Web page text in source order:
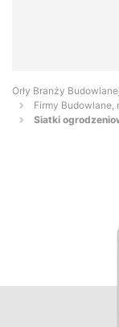
Orły Branży Budowlanej
Firmy
Siatki